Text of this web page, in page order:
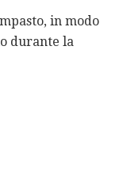
in modo
durante la